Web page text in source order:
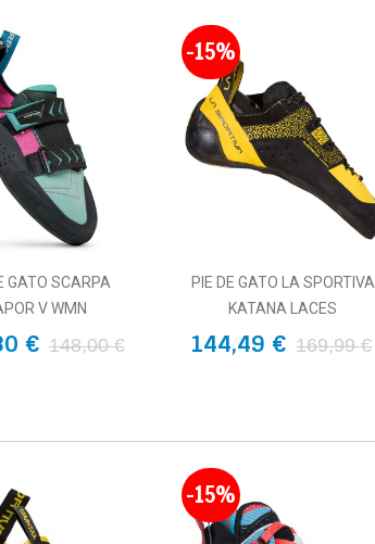
GATO SCARPA
V WMN
€ 148,00 €
-15%
PIE DE GATO LA SPORTIVA
KATANA LACES
144,49 € 169,99 €
-15%